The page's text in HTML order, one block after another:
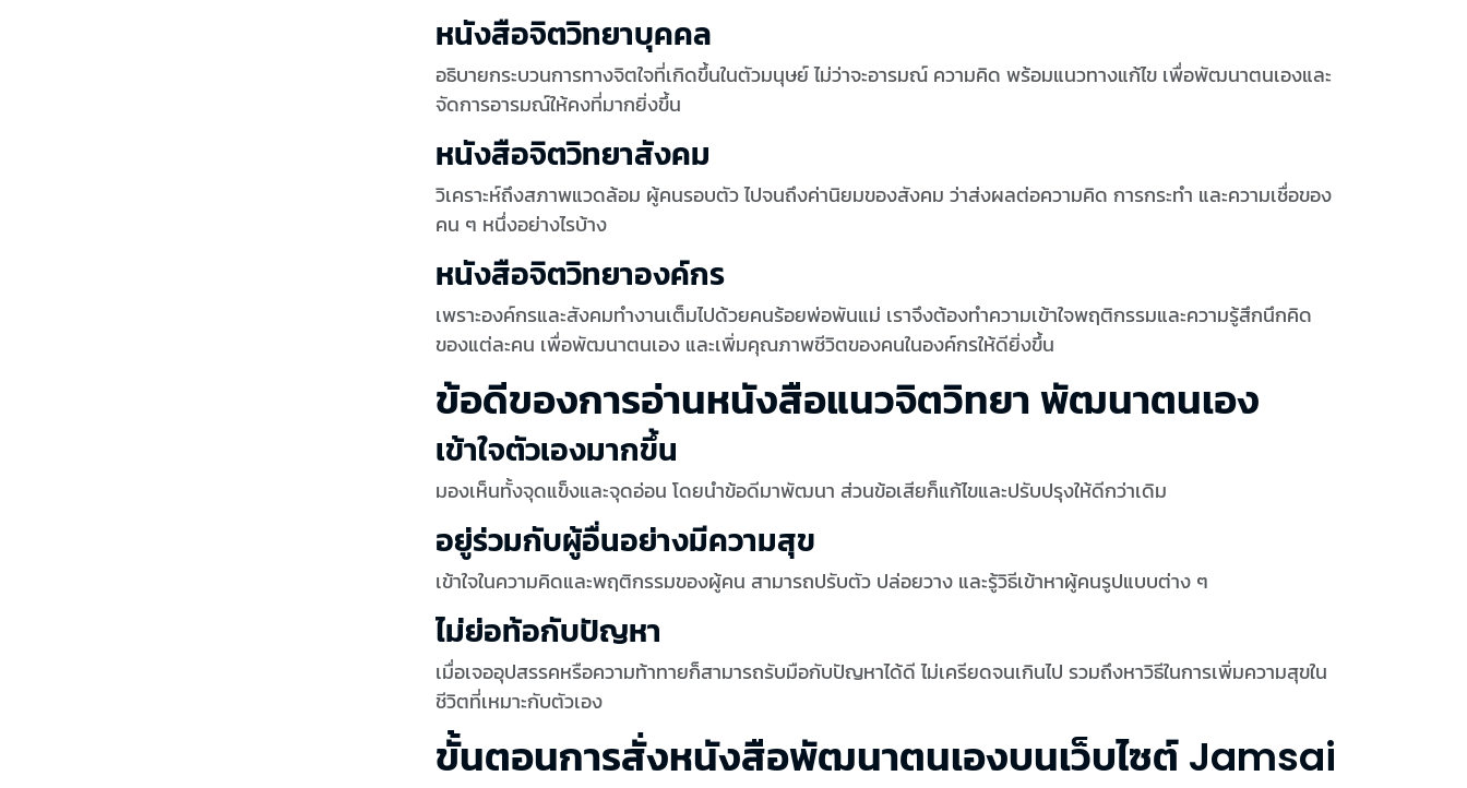
หนังสือจิตวิทยาบุคคล
อธิบายกระบวนการทางจิตใจที่เกิดขึ้นในตัวมนุษย์ ไม่ว่าจะอารมณ์ ความคิด พร้อมแนวทางแก้ไข เพื่อพัฒนาตนเองและ
จัดการอารมณ์ให้คงที่มากยิ่งขึ้น
หนังสือจิตวิทยาสังคม
วิเคราะห์ถึงสภาพแวดล้อม ผู้คนรอบตัว ไปจนถึงค่านิยมของสังคม ว่าส่งผลต่อความคิด การกระทำ และความเชื่อของ
คน ๆ หนึ่งอย่างไรบ้าง
หนังสือจิตวิทยาองค์กร
เพราะองค์กรและสังคมทำงานเต็มไปด้วยคนร้อยพ่อพันแม่ เราจึงต้องทำความเข้าใจพฤติกรรมและความรู้สึกนึกคิด
ของแต่ละคน เพื่อพัฒนาตนเอง และเพิ่มคุณภาพชีวิตของคนในองค์กรให้ดียิ่งขึ้น
ข้อดีของการอ่านหนังสือแนวจิตวิทยา พัฒนาตนเอง
เข้าใจตัวเองมากขึ้น
มองเห็นทั้งจุดแข็งและจุดอ่อน โดยนำข้อดีมาพัฒนา ส่วนข้อเสียก็แก้ไขและปรับปรุงให้ดีกว่าเดิม
อยู่ร่วมกับผู้อื่นอย่างมีความสุข
เข้าใจในความคิดและพฤติกรรมของผู้คน สามารถปรับตัว ปล่อยวาง และรู้วิธีเข้าหาผู้คนรูปแบบต่าง ๆ
ไม่ย่อท้อกับปัญหา
เมื่อเจออุปสรรคหรือความท้าทายก็สามารถรับมือกับปัญหาได้ดี ไม่เครียดจนเกินไป รวมถึงหาวิธีในการเพิ่มความสุขใน
ชีวิตที่เหมาะกับตัวเอง
ขั้นตอนการสั่งหนังสือพัฒนาตนเองบนเว็บไซต์ Jamsai